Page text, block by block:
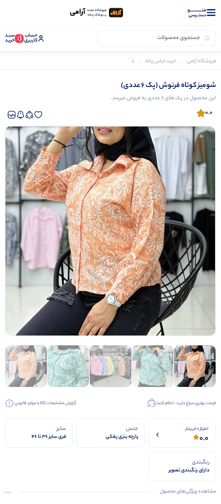
منــــــــــــو
دستــرسی
حساب
کاربری (: سبـد
خرید
فروشگاه آرامی خرید لباس زنانه شومیز زنانه
شومیز کوتاه فرنوش (پک 6 عددی)
این محصول در پک های 6 عددی به فروش میرسد.
0.0
قیمت بهتری سراغ دارید ، اعلام کنید گزارش مشخصات کالا یا موارد قانونی
امتیاز 0 خریدار
0.0
جنس
پارچه ینزی پفکی
سایز
فری سایز ۳۶ تا ۴۶
رنگبندی
دارای رنگبندی تصویر
مشاهده ویژگی‌های محصول